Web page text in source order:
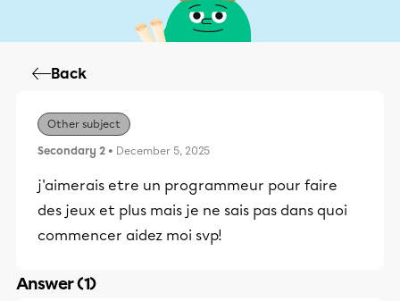
Back
Other subject
Secondary 2 • December 5, 2025
j'aimerais etre un programmeur pour faire
des jeux et plus mais je ne sais pas dans quoi
commencer aidez moi svp!
Answer (1)